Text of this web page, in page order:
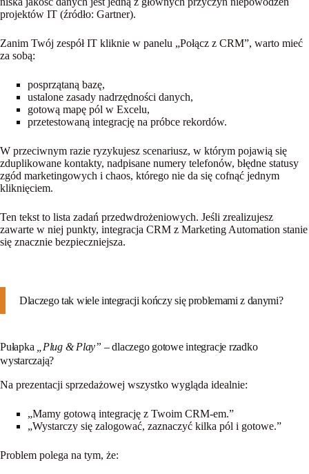
projektów IT (źródło: Gartner).
Zanim Twój zespół IT kliknie w panelu „Połącz z CRM”, warto mieć
za sobą:
posprzątaną bazę,
ustalone zasady nadrzędności danych,
gotową mapę pól w Excelu,
przetestowaną integrację na próbce rekordów.
W przeciwnym razie ryzykujesz scenariusz, w którym pojawią się
zduplikowane kontakty, nadpisane numery telefonów, błędne statusy
zgód marketingowych i chaos, którego nie da się cofnąć jednym
kliknięciem.
Ten tekst to lista zadań przedwdrożeniowych. Jeśli zrealizujesz
zawarte w niej punkty, integracja CRM z Marketing Automation stanie
się znacznie bezpieczniejsza.
Dlaczego tak wiele integracji kończy się problemami z danymi?
Pułapka „Plug & Play” – dlaczego gotowe integracje rzadko
wystarczają?
Na prezentacji sprzedażowej wszystko wygląda idealnie:
„Mamy gotową integrację z Twoim CRM-em.”
„Wystarczy się zalogować, zaznaczyć kilka pól i gotowe.”
Problem polega na tym, że: